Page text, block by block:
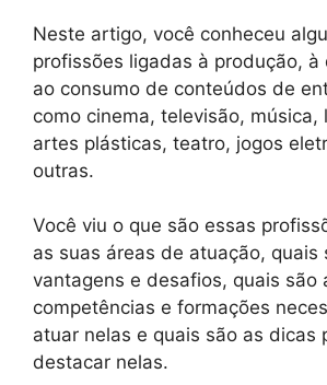
Neste artigo, você conheceu
profissões ligadas à produção, à
ao consumo de conteúdos de
como cinema, televisão, música,
artes plásticas, teatro, jogos
outras.
Você viu o que são essas
as suas áreas de atuação, quais
vantagens e desafios, quais são
competências e formações
atuar nelas e quais são as dicas
destacar nelas.